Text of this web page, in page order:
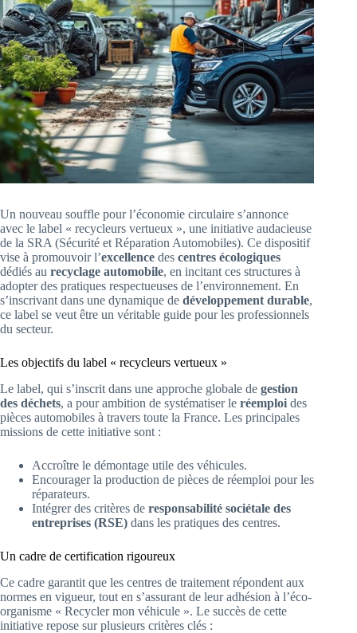
Un nouveau souffle pour l’économie circulaire s’annonce
avec le label « recycleurs vertueux », une initiative audacieuse
de la SRA (Sécurité et Réparation Automobiles). Ce dispositif
vise à promouvoir l’excellence des centres écologiques
dédiés au recyclage automobile, en incitant ces structures à
adopter des pratiques respectueuses de l’environnement. En
s’inscrivant dans une dynamique de développement durable,
ce label se veut être un véritable guide pour les professionnels
du secteur.
Les objectifs du label « recycleurs vertueux »
Le label, qui s’inscrit dans une approche globale de gestion
des déchets, a pour ambition de systématiser le réemploi des
pièces automobiles à travers toute la France. Les principales
missions de cette initiative sont :
Accroître le démontage utile des véhicules.
Encourager la production de pièces de réemploi pour les
réparateurs.
Intégrer des critères de responsabilité sociétale des
entreprises (RSE) dans les pratiques des centres.
Un cadre de certification rigoureux
Ce cadre garantit que les centres de traitement répondent aux
normes en vigueur, tout en s’assurant de leur adhésion à l’éco-
organisme « Recycler mon véhicule ». Le succès de cette
initiative repose sur plusieurs critères clés :